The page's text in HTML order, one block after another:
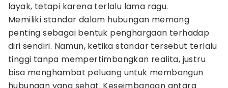
layak, tetapi karena terlalu lama ragu.
Memiliki standar dalam hubungan memang
penting sebagai bentuk penghargaan terhadap
diri sendiri. Namun, ketika standar tersebut terlalu
tinggi tanpa mempertimbangkan realita, justru
bisa menghambat peluang untuk membangun